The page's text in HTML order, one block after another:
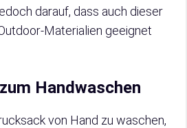
darauf, dass auch dieser
Materialien geeignet
Handwaschen
von Hand zu waschen,